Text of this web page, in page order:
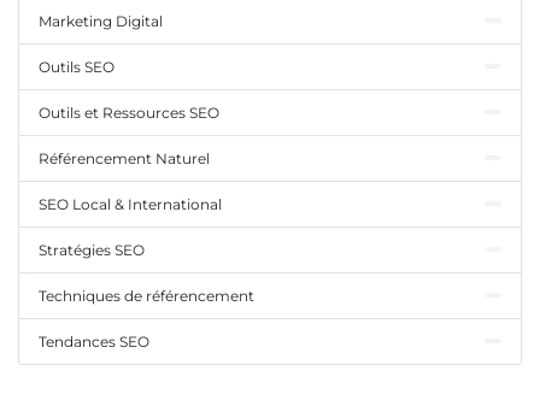
Marketing Digital
Outils SEO
Outils et Ressources SEO
Référencement Naturel
SEO Local & International
Stratégies SEO
Techniques de référencement
Tendances SEO